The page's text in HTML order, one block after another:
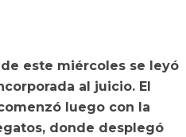
este miércoles se leyó
al juicio. El
luego con la
donde desplegó